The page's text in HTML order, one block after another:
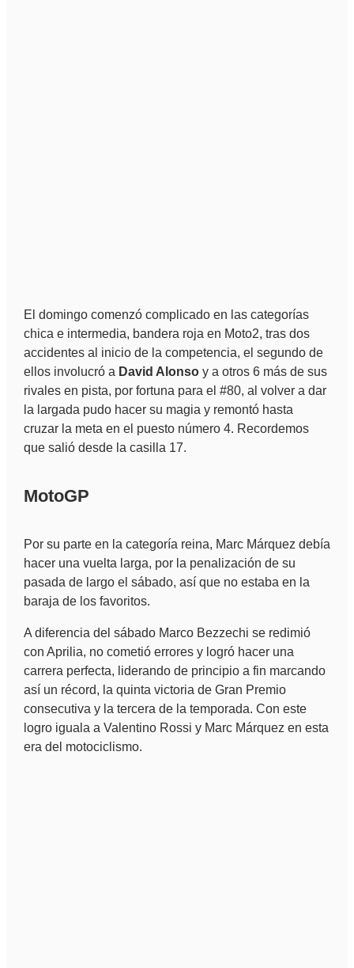
El domingo comenzó complicado en las categorías
chica e intermedia, bandera roja en Moto2, tras dos
accidentes al inicio de la competencia, el segundo de
ellos involucró a David Alonsoy a otros 6 más de sus
rivales en pista, por fortuna para el #80, al volver a dar
la largada pudo hacer su magia y remontó hasta
cruzar la meta en el puesto número 4. Recordemos
que salió desde la casilla 17.
MotoGP
Por su parte en la categoría reina, Marc Márquez debía
hacer una vuelta larga, por la penalización de su
pasada de largo el sábado, así que no estaba en la
baraja de los favoritos.
A diferencia del sábado Marco Bezzechi se redimió
con Aprilia, no cometió errores y logró hacer una
carrera perfecta, liderando de principio a fin marcando
así un récord, la quinta victoria de Gran Premio
consecutiva y la tercera de la temporada. Con este
logro iguala a Valentino Rossi y Marc Márquez en esta
era del motociclismo.